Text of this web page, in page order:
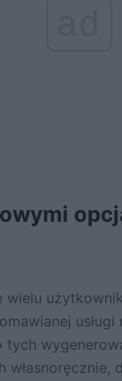
wielu
usługi
tych
własnoręcznie,